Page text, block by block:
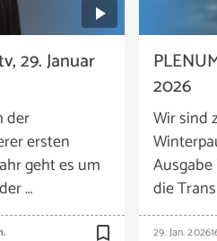
29. Januar
der
ersten
geht es um
…
bookmark_border
2026
Wir sind
die
29. Jan. 2026